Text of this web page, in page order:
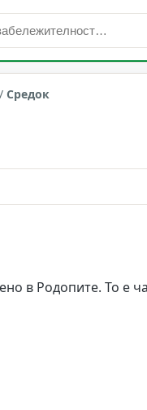
/ Средок
в Родопите. То е